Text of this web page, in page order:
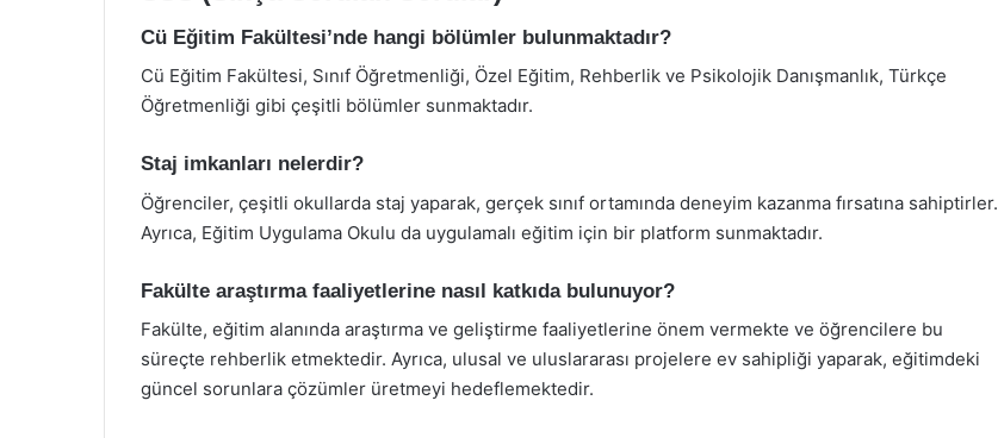
Cü Eğitim Fakültesi’nde hangi bölümler bulunmaktadır?
Cü Eğitim Fakültesi, Sınıf Öğretmenliği, Özel Eğitim, Rehberlik ve Psikolojik Danışmanlık, Türkçe
Öğretmenliği gibi çeşitli bölümler sunmaktadır.
Staj imkanları nelerdir?
Öğrenciler, çeşitli okullarda staj yaparak, gerçek sınıf ortamında deneyim kazanma fırsatına sahiptirler.
Ayrıca, Eğitim Uygulama Okulu da uygulamalı eğitim için bir platform sunmaktadır.
Fakülte araştırma faaliyetlerine nasıl katkıda bulunuyor?
Fakülte, eğitim alanında araştırma ve geliştirme faaliyetlerine önem vermekte ve öğrencilere bu
süreçte rehberlik etmektedir. Ayrıca, ulusal ve uluslararası projelere ev sahipliği yaparak, eğitimdeki
güncel sorunlara çözümler üretmeyi hedeflemektedir.